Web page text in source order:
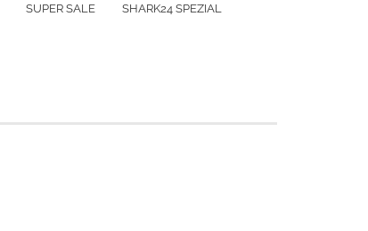
SUPER SALE SHARK24 SPEZIAL